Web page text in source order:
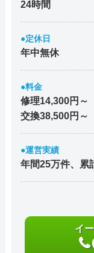
24時間
●定休日
年中無休
●料金
修理14,300円～
交換38,500円～
●運営実績
年間25万件、累
イ